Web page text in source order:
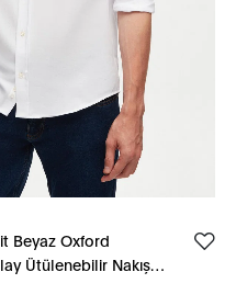
Beyaz Oxford
Ütülenebilir Nakış